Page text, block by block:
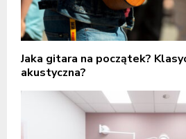
Jaka gitara na początek?
akustyczna?